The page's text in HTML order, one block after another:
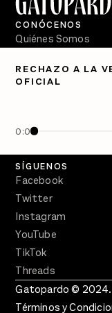
RECHAZO A LA
OFICIAL
0:00
CONÓCENOS
Quiénes Somos
PÓDCASTS
Crecer en Distopía
SÍGUENOS
Facebook
Twitter
Instagram
YouTube
TikTok
Threads
Gatopardo © 2024.
Términos y